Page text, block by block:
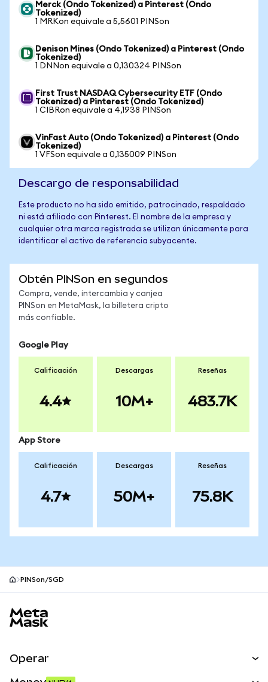
Merck (Ondo Tokenized) a Pinterest (Ondo
Tokenized)
1 MRKon equivale a 5,5601 PINSon
Denison Mines (Ondo Tokenized) a Pinterest (Ondo
Tokenized)
1 DNNon equivale a 0,130324 PINSon
First Trust NASDAQ Cybersecurity ETF (Ondo
Tokenized) a Pinterest (Ondo Tokenized)
1 CIBRon equivale a 4,1938 PINSon
VinFast Auto (Ondo Tokenized) a Pinterest (Ondo
Tokenized)
1 VFSon equivale a 0,135009 PINSon
Descargo de responsabilidad
Este producto no ha sido emitido, patrocinado, respaldado
ni está afiliado con Pinterest. El nombre de la empresa y
cualquier otra marca registrada se utilizan únicamente para
identificar el activo de referencia subyacente.
Obtén PINSon en segundos
Compra, vende, intercambia y canjea
PINSon en MetaMask, la billetera cripto
más confiable.
Google Play
Calificación
4.4
Descargas
10M+
Reseñas
483.7K
App Store
Calificación
4.7
Descargas
50M+
Reseñas
75.8K
PINSon/SGD
Operar